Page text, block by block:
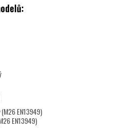
EN13949)
EN13949)